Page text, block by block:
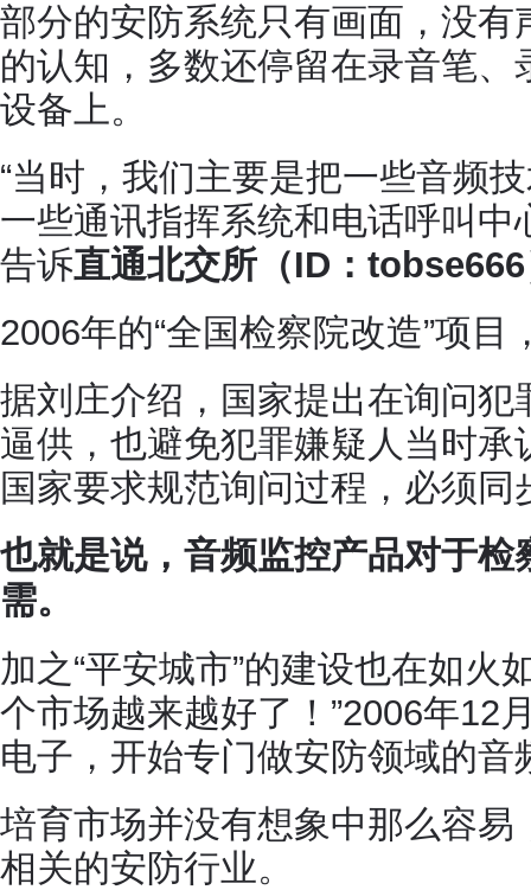
部分的安防系统只有画面，没
的认知，多数还停留在录音笔
设备上。
“当时，我们主要是把一些音频
一些通讯指挥系统和电话呼叫中
告诉直通北交所（ID：
2006年的“全国检察院改造”项
据刘庄介绍，国家提出在询问
逼供，也避免犯罪嫌疑人当时
国家要求规范询问过程，必须同
也就是说，音频监控产品对于检
需。
加之“平安城市”的建设也在如火
个市场越来越好了！”2006年12
电子，开始专门做安防领域的
培育市场并没有想象中那么容
相关的安防行业。